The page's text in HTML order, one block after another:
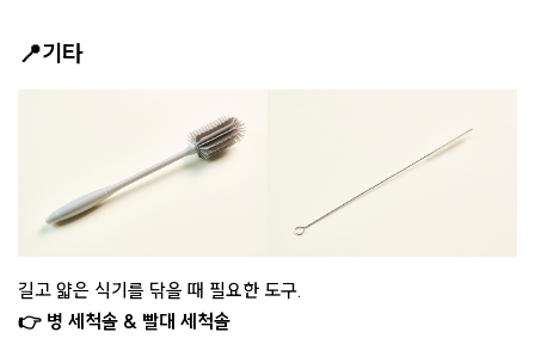
📍기타
길고 얇은 식기를 닦을 때 필요한 도구.
👉 병 세척솔 & 빨대 세척솔